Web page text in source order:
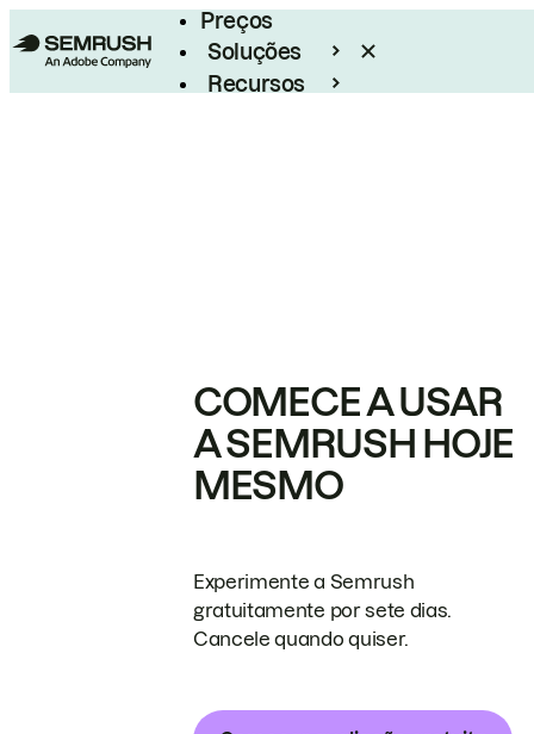
Preços
Soluções
Recursos
COMECE A USAR
A SEMRUSH HOJE
MESMO
Experimente a Semrush
gratuitamente por sete dias.
Cancele quando quiser.